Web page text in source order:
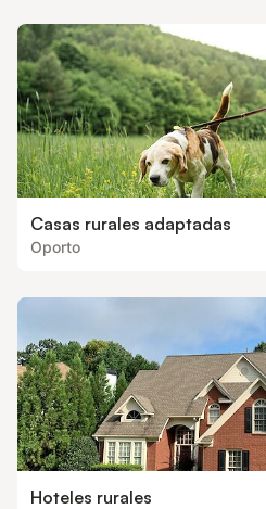
Casas rurales adaptadas
Oporto
Hoteles rurales